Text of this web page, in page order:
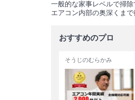
一般的な家事レベルで掃
エアコン内部の奥深くま
おすすめのプロ
そうじのむらかみ